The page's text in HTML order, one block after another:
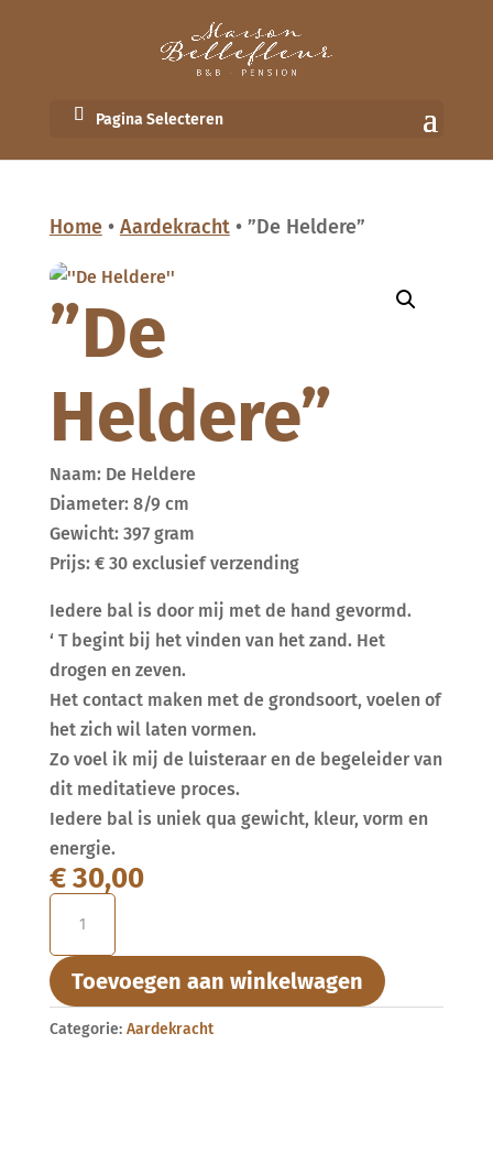
Pagina Selecteren
Home• Aardekracht• ”De Heldere”
”De
Heldere”
Naam: De Heldere
Diameter: 8/9 cm
Gewicht: 397 gram
Prijs: € 30 exclusief verzending
Iedere bal is door mij met de hand gevormd.
‘ T begint bij het vinden van het zand. Het
drogen en zeven.
Het contact maken met de grondsoort, voelen of
het zich wil laten vormen.
Zo voel ik mij de luisteraar en de begeleider van
dit meditatieve proces.
Iedere bal is uniek qua gewicht, kleur, vorm en
energie.
€30,00
Heldere''
aantal
Toevoegen aan winkelwagen
Categorie: Aardekracht